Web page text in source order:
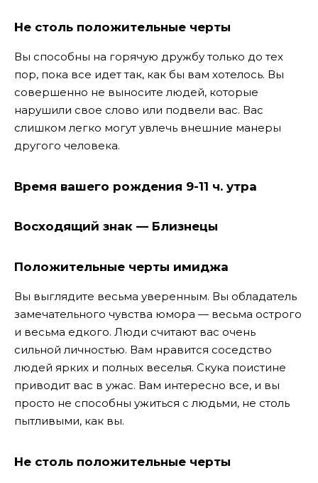
Не столь положительные черты
Вы способны на горячую дружбу только до тех
пор, пока все идет так, как бы вам хотелось. Вы
совершенно не выносите людей, которые
нарушили свое слово или подвели вас. Вас
слишком легко могут увлечь внешние манеры
другого человека.
Время вашего рождения 9-11 ч. утра
Восходящий знак — Близнецы
Положительные черты имиджа
Вы выглядите весьма уверенным. Вы обладатель
замечательного чувства юмора — весьма острого
и весьма едкого. Люди считают вас очень
сильной личностью. Вам нравится соседство
людей ярких и полных веселья. Скука поистине
приводит вас в ужас. Вам интересно все, и вы
просто не способны ужиться с людьми, не столь
пытливыми, как вы.
Не столь положительные черты